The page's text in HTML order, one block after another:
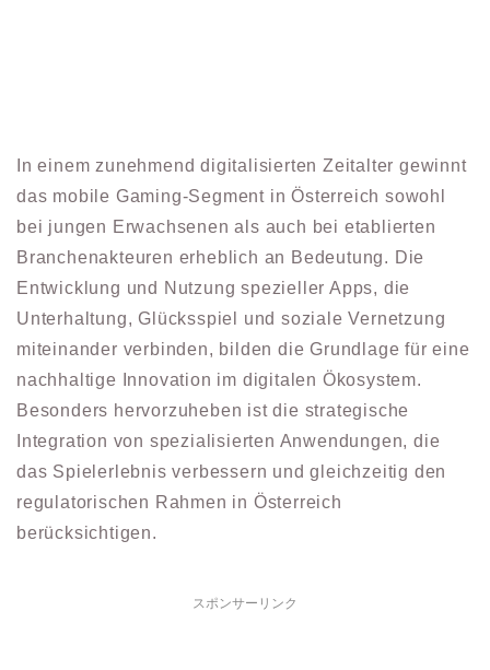
In einem zunehmend digitalisierten Zeitalter gewinnt
das mobile Gaming-Segment in Österreich sowohl
bei jungen Erwachsenen als auch bei etablierten
Branchenakteuren erheblich an Bedeutung. Die
Entwicklung und Nutzung spezieller Apps, die
Unterhaltung, Glücksspiel und soziale Vernetzung
miteinander verbinden, bilden die Grundlage für eine
nachhaltige Innovation im digitalen Ökosystem.
Besonders hervorzuheben ist die strategische
Integration von spezialisierten Anwendungen, die
das Spielerlebnis verbessern und gleichzeitig den
regulatorischen Rahmen in Österreich
berücksichtigen.
スポンサーリンク